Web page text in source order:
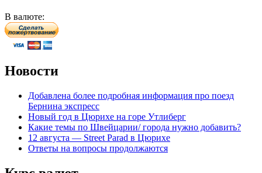
В валюте:
Новости
Добавлена более подробная информация про поезд
Бернина экспресс
Новый год в Цюрихе на горе Утлиберг
Какие темы по Швейцарии/ города нужно добавить?
12 августа — Street Parad в Цюрихе
Ответы на вопросы продолжаются